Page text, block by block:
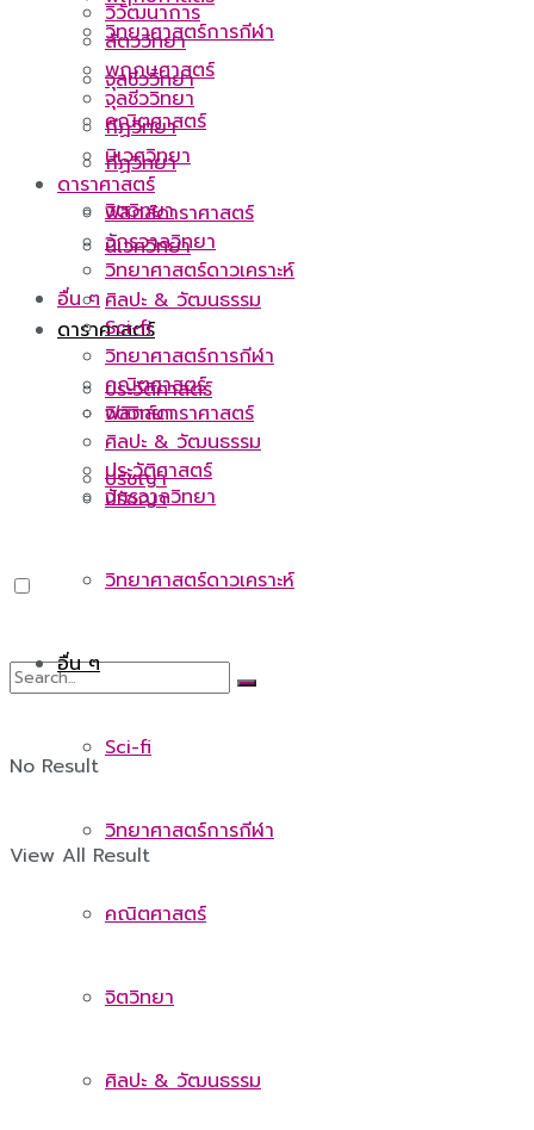
วิทยาศาสตร์การกีฬา
คณิตศาสตร์
จิตวิทยา
ศิลปะ & วัฒนธรรม
ประวัติศาสตร์
ปรัชญา
No Result
View All Result
จุลชีววิทยา
กีฏวิทยา
นิเวศวิทยา
ดาราศาสตร์
ฟิสิกส์ดาราศาสตร์
จักรวาลวิทยา
วิทยาศาสตร์ดาวเคราะห์
อื่น ๆ
Sci-fi
วิทยาศาสตร์การกีฬา
คณิตศาสตร์
จิตวิทยา
ศิลปะ & วัฒนธรรม
วิวัฒนาการ
สัตววิทยา
พฤกษศาสตร์
จุลชีววิทยา
กีฏวิทยา
นิเวศวิทยา
ดาราศาสตร์
ฟิสิกส์ดาราศาสตร์
จักรวาลวิทยา
วิทยาศาสตร์ดาวเคราะห์
อื่น ๆ
Sci-fi
วิทยาศาสตร์การกีฬา
คณิตศาสตร์
จิตวิทยา
ศิลปะ & วัฒนธรรม
ประวัติศาสตร์
ปรัชญา